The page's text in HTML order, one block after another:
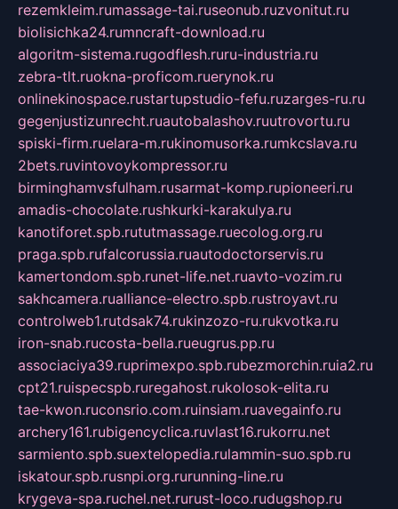
rezemkleim.rumassage-tai.ruseonub.ruzvonitut.ru
biolisichka24.rumncraft-download.ru
algoritm-sistema.rugodflesh.ruru-industria.ru
zebra-tlt.ruokna-proficom.ruerynok.ru
onlinekinospace.rustartupstudio-fefu.ruzarges-ru.ru
gegenjustizunrecht.ruautobalashov.ruutrovortu.ru
spiski-firm.ruelara-m.rukinomusorka.rumkcslava.ru
2bets.ruvintovoykompressor.ru
birminghamvsfulham.rusarmat-komp.rupioneeri.ru
amadis-chocolate.rushkurki-karakulya.ru
kanotiforet.spb.rututmassage.ruecolog.org.ru
praga.spb.rufalcorussia.ruautodoctorservis.ru
kamertondom.spb.runet-life.net.ruavto-vozim.ru
sakhcamera.rualliance-electro.spb.rustroyavt.ru
controlweb1.rutdsak74.rukinzozo-ru.rukvotka.ru
iron-snab.rucosta-bella.rueugrus.pp.ru
associaciya39.ruprimexpo.spb.rubezmorchin.ruia2.ru
cpt21.ruispecspb.ruregahost.rukolosok-elita.ru
tae-kwon.ruconsrio.com.ruinsiam.ruavegainfo.ru
archery161.rubigencyclica.ruvlast16.rukorru.net
sarmiento.spb.suextelopedia.rulammin-suo.spb.ru
iskatour.spb.rusnpi.org.rurunning-line.ru
krygeva-spa.ruchel.net.rurust-loco.rudugshop.ru